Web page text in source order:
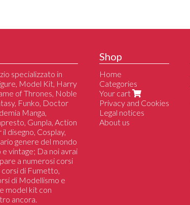
specializzato in
Model Kit, Harry
of Thrones, Noble
Funko, Doctor
Manga,
Gunpla, Action
disegno, Cosplay,
genere del mondo
vintage; Da noi avrai
a numerosi corsi
corsi di Fumetto,
di Modellismo e
model kit con
ancora.
Shop
Home
Categories
Your cart
Privacy and Cookies
Legal notices
About us